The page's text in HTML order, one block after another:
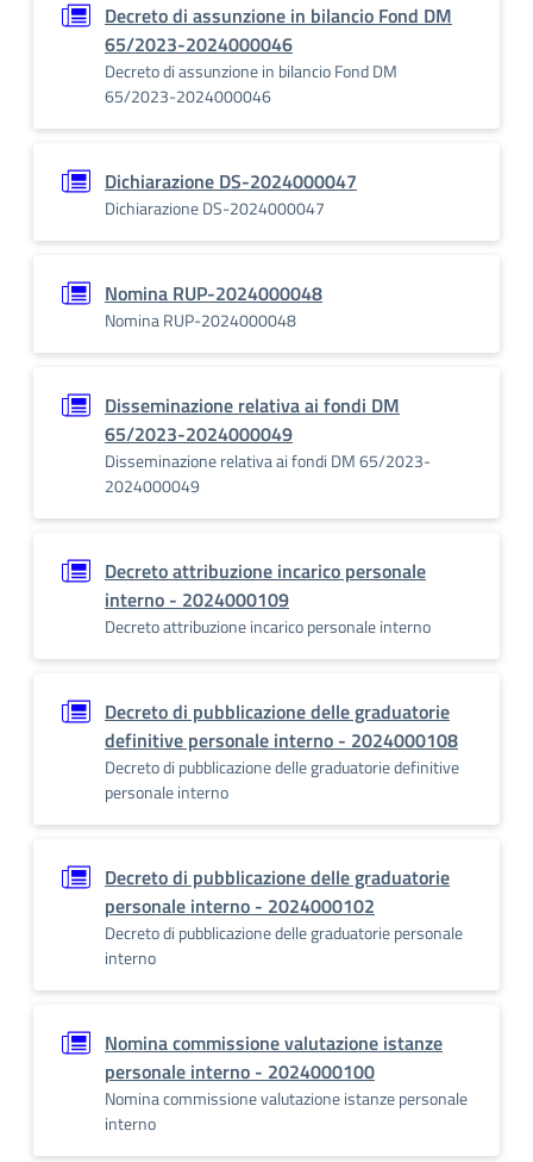
Decreto di assunzione in bilancio Fond DM
65/2023-2024000046
Decreto di assunzione in bilancio Fond DM
65/2023-2024000046
Dichiarazione DS-2024000047
Dichiarazione DS-2024000047
Nomina RUP-2024000048
Nomina RUP-2024000048
Disseminazione relativa ai fondi DM
65/2023-2024000049
Disseminazione relativa ai fondi DM 65/2023-
2024000049
Decreto attribuzione incarico personale
interno - 2024000109
Decreto attribuzione incarico personale interno
Decreto di pubblicazione delle graduatorie
definitive personale interno - 2024000108
Decreto di pubblicazione delle graduatorie definitive
personale interno
Decreto di pubblicazione delle graduatorie
personale interno - 2024000102
Decreto di pubblicazione delle graduatorie personale
interno
Nomina commissione valutazione istanze
personale interno - 2024000100
Nomina commissione valutazione istanze personale
interno